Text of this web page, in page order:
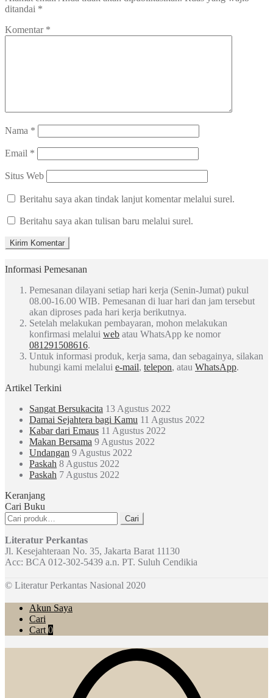
ditandai *
Komentar *
Nama *
Email *
Situs Web
Beritahu saya akan tindak lanjut komentar melalui surel.
Beritahu saya akan tulisan baru melalui surel.
Informasi Pemesanan
Pemesanan dilayani setiap hari kerja (Senin-Jumat) pukul
08.00-16.00 WIB. Pemesanan di luar hari dan jam tersebut
akan diproses pada hari kerja berikutnya.
Setelah melakukan pembayaran, mohon melakukan
konfirmasi melalui web atau WhatsApp ke nomor
081291508616.
Untuk informasi produk, kerja sama, dan sebagainya, silakan
hubungi kami melalui e-mail, telepon, atau WhatsApp.
Artikel Terkini
Sangat Bersukacita 13 Agustus 2022
Damai Sejahtera bagi Kamu 11 Agustus 2022
Kabar dari Emaus 11 Agustus 2022
Makan Bersama 9 Agustus 2022
Undangan 9 Agustus 2022
Paskah 8 Agustus 2022
Paskah 7 Agustus 2022
Keranjang
Cari Buku
Pencarian
untuk:
Cari
Literatur Perkantas
Jl. Kesejahteraan No. 35, Jakarta Barat 11130
Acc: BCA 012-302-5439 a.n. PT. Suluh Cendikia
© Literatur Perkantas Nasional 2020
Akun Saya
Cari
Cart 0